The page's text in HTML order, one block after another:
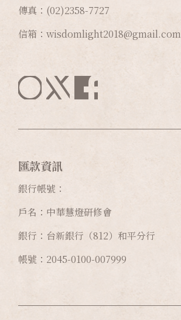
傳真：(02)2358-7727
信箱：wisdomlight2018@gmail.com
匯款資訊
銀行帳號：
戶名：中華慧燈研修會
銀行：台新銀行（812）和平分行
帳號：2045-0100-007999